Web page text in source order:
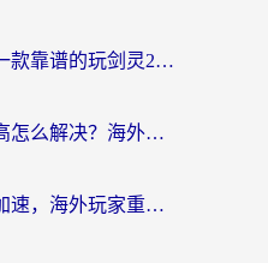
人在海外，如何选择一款靠谱的玩剑灵2加速器？
国外玩灌篮高手延迟高怎么解决？海外玩家国服游戏加速终极指南
非人学园加速器超级加速，海外玩家重返国服的通行证